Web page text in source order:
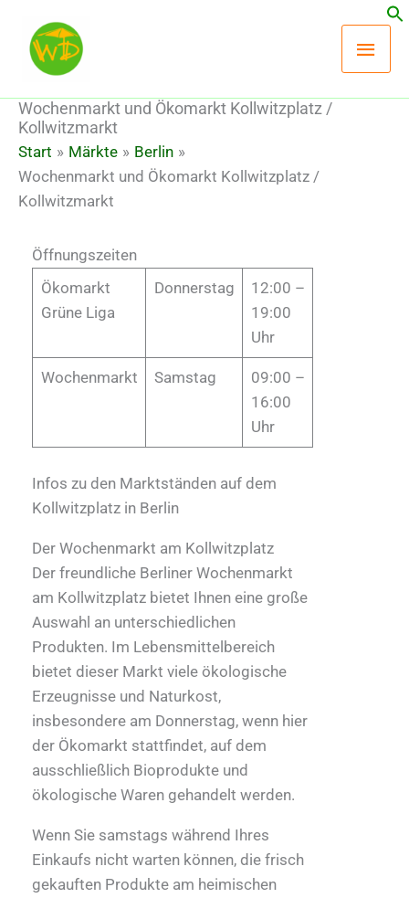
Inhalt
springen
Wochenmarkt und Ökomarkt Kollwitzplatz /
Kollwitzmarkt
Start Märkte
Berlin
Wochenmarkt und Ökomarkt Kollwitzplatz /
Kollwitzmarkt
Öffnungszeiten
Ökomarkt
Grüne Liga
Donnerstag
12:00 –
19:00
Uhr
Wochenmarkt Samstag
09:00 –
16:00
Uhr
Infos zu den Marktständen auf dem
Kollwitzplatz in Berlin
Der Wochenmarkt am Kollwitzplatz
Der freundliche Berliner Wochenmarkt
am Kollwitzplatz bietet Ihnen eine große
Auswahl an unterschiedlichen
Produkten. Im Lebensmittelbereich
bietet dieser Markt viele ökologische
Erzeugnisse und Naturkost,
insbesondere am Donnerstag, wenn hier
der Ökomarkt stattfindet, auf dem
ausschließlich Bioprodukte und
ökologische Waren gehandelt werden.
Wenn Sie samstags während Ihres
Einkaufs nicht warten können, die frisch
gekauften Produkte am heimischen